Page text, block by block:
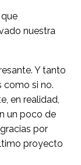
nuestra
Y tanto
como si no.
en realidad,
un poco de
por
proyecto